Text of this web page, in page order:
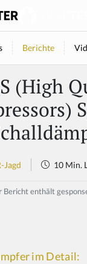
Berichte
(High
Jagd 10 Min.
Bericht enthält
im Detail: